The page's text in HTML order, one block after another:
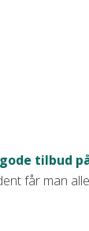
tilbud
får man